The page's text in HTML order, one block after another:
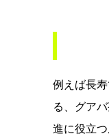
例えば長
る、グア
進に役立